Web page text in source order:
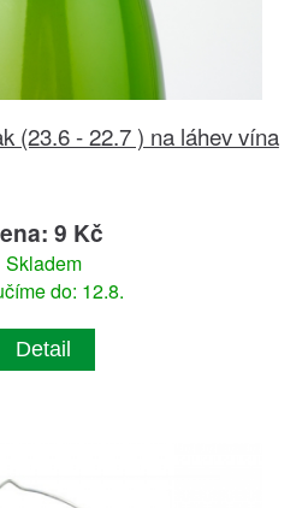
(23.6 - 22.7 ) na láhev vína
9 Kč
Skladem
do: 12.8.
Detail